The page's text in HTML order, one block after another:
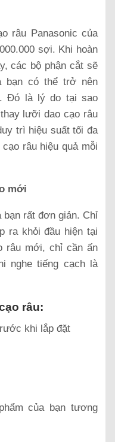
râu Panasonic của
sợi. Khi hoàn
các bộ phận cắt sẽ
bạn có thể trở nên
Đó là lý do tại sao
lưỡi dao cạo râu
trì hiệu suất tối đa
râu hiệu quả mỗi
mới
bạn rất đơn giản. Chỉ
ra khỏi đầu hiện tại
râu mới, chỉ cần ấn
nghe tiếng cạch là
râu:
khi lắp đặt
của bạn tương